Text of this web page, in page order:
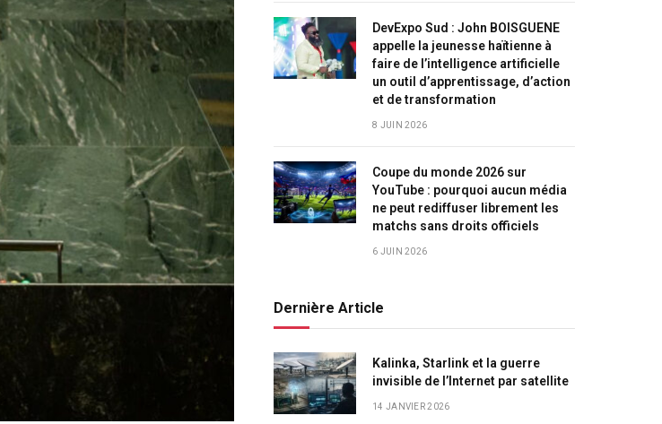
DevExpo Sud : John BOISGUENE
appelle la jeunesse haïtienne à
faire de l’intelligence artificielle
un outil d’apprentissage, d’action
et de transformation
8 JUIN 2026
Coupe du monde 2026 sur
YouTube : pourquoi aucun média
ne peut rediffuser librement les
matchs sans droits officiels
6 JUIN 2026
Dernière Article
Kalinka, Starlink et la guerre
invisible de l’Internet par satellite
14 JANVIER 2026